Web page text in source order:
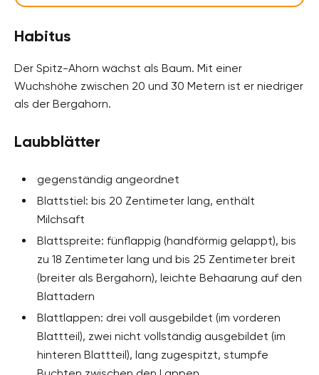
Habitus
Der Spitz-Ahorn wächst als Baum. Mit einer
Wuchshöhe zwischen 20 und 30 Metern ist er niedriger
als der Bergahorn.
Laubblätter
gegenständig angeordnet
Blattstiel: bis 20 Zentimeter lang, enthält
Milchsaft
Blattspreite: fünflappig (handförmig gelappt), bis
zu 18 Zentimeter lang und bis 25 Zentimeter breit
(breiter als Bergahorn), leichte Behaarung auf den
Blattadern
Blattlappen: drei voll ausgebildet (im vorderen
Blattteil), zwei nicht vollständig ausgebildet (im
hinteren Blattteil), lang zugespitzt, stumpfe